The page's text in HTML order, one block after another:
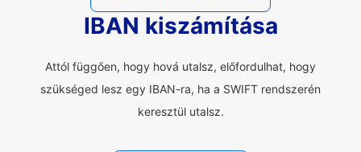
IBAN kiszámítása
Attól függően, hogy hová utalsz, előfordulhat, hogy
szükséged lesz egy IBAN-ra, ha a SWIFT rendszerén
keresztül utalsz.